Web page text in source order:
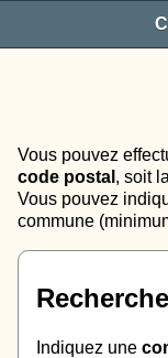
Vous pouvez
code postal , soit la
Vous pouvez
commune
Recherche
Indiquez une